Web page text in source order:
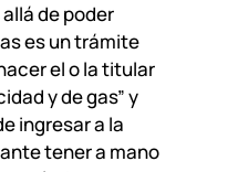
de poder
es un trámite
el o la titular
y de gas” y
ingresar a la
tener a mano